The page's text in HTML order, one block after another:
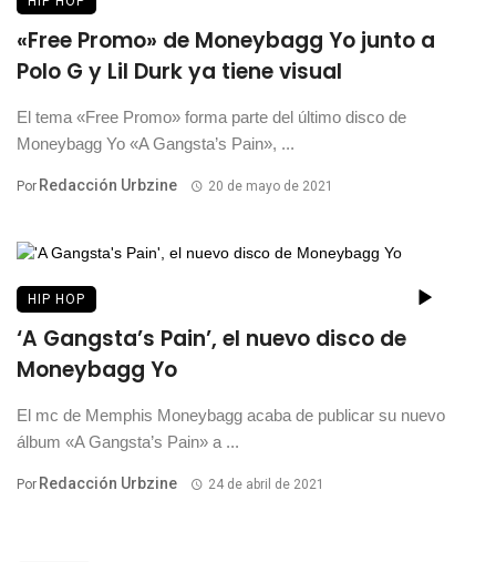
«Free Promo» de Moneybagg Yo junto a
Polo G y Lil Durk ya tiene visual
El tema «Free Promo» forma parte del último disco de
Moneybagg Yo «A Gangsta’s Pain», ...
Por Redacción Urbzine 20 de mayo de 2021
HIP HOP
‘A Gangsta’s Pain’, el nuevo disco de
Moneybagg Yo
El mc de Memphis Moneybagg acaba de publicar su nuevo
álbum «A Gangsta’s Pain» a ...
Por Redacción Urbzine 24 de abril de 2021